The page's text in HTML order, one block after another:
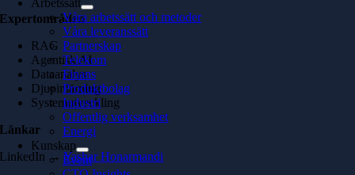
Arbetssätt
Våra arbetssätt och metoder
Våra leveranssätt
Partnerskap
Telekom
Finans
Produktbolag
Industri
Offentlig verksamhet
Energi
Kunskap
Event
Expertområden
RAG
Agentisk AI
Dataanalys
Djupinlärning
Systemutveckling
Länkar
LinkedIn →Yashar Honarmandi